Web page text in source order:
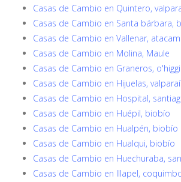
Casas de Cambio en Quintero,
Casas de Cambio en Santa bárbara,
Casas de Cambio en Vallenar,
Casas de Cambio en Molina, Maule
Casas de Cambio en Graneros,
Casas de Cambio en Hijuelas,
Casas de Cambio en Hospital,
Casas de Cambio en Huépil, biobío
Casas de Cambio en Hualpén, biobío
Casas de Cambio en Hualqui, biobío
Casas de Cambio en Huechuraba,
Casas de Cambio en Illapel,